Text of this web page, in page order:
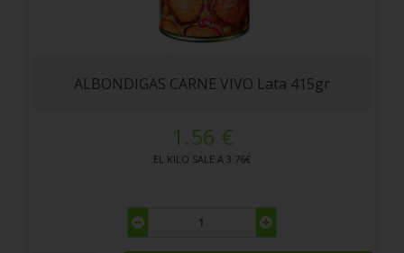
ALBONDIGAS CARNE VIVO Lata 415gr
1.56 €
EL KILO SALE A 3.76€